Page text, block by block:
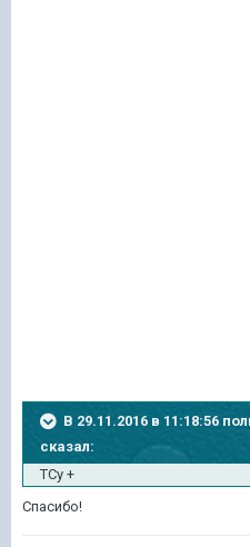
В 29.11.2016 в 11:18:56
сказал:
ТСу +
Спасибо!